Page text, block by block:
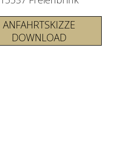
ANFAHRTSKIZZE
DOWNLOAD